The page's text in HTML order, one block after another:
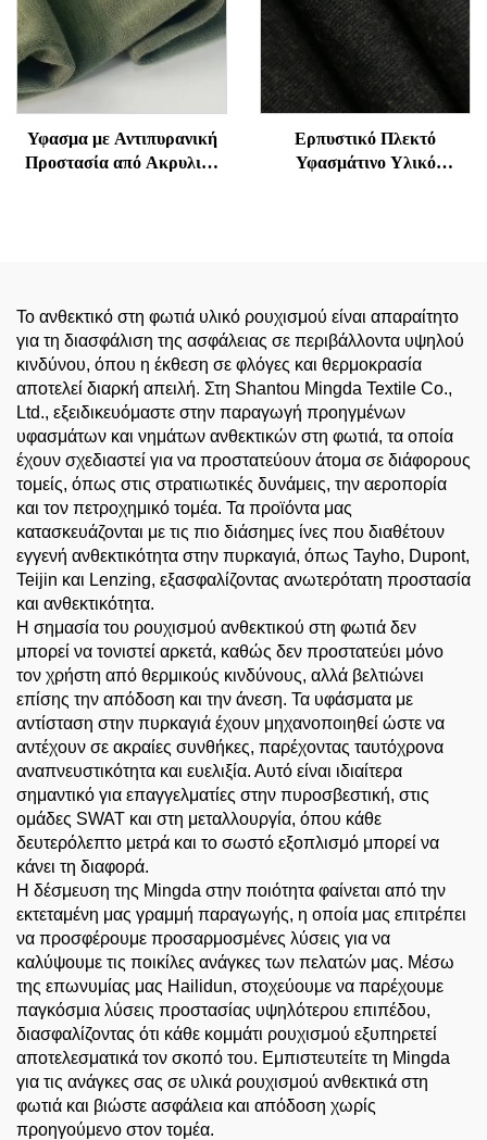
Υφασμα με Αντιπυρανική
Προστασία από Ακρυλικό
Ασφαλείας
Ερπυστικό Πλεκτό
Υφασμάτινο Υλικό
Το ανθεκτικό στη φωτιά υλικό ρουχισμού είναι απαραίτητο
για τη διασφάλιση της ασφάλειας σε περιβάλλοντα υψηλού
κινδύνου, όπου η έκθεση σε φλόγες και θερμοκρασία
αποτελεί διαρκή απειλή. Στη Shantou Mingda Textile Co.,
Ltd., εξειδικευόμαστε στην παραγωγή προηγμένων
υφασμάτων και νημάτων ανθεκτικών στη φωτιά, τα οποία
έχουν σχεδιαστεί για να προστατεύουν άτομα σε διάφορους
τομείς, όπως στις στρατιωτικές δυνάμεις, την αεροπορία
και τον πετροχημικό τομέα. Τα προϊόντα μας
κατασκευάζονται με τις πιο διάσημες ίνες που διαθέτουν
εγγενή ανθεκτικότητα στην πυρκαγιά, όπως Tayho, Dupont,
Teijin και Lenzing, εξασφαλίζοντας ανωτερότατη προστασία
και ανθεκτικότητα.
Η σημασία του ρουχισμού ανθεκτικού στη φωτιά δεν
μπορεί να τονιστεί αρκετά, καθώς δεν προστατεύει μόνο
τον χρήστη από θερμικούς κινδύνους, αλλά βελτιώνει
επίσης την απόδοση και την άνεση. Τα υφάσματα με
αντίσταση στην πυρκαγιά έχουν μηχανοποιηθεί ώστε να
αντέχουν σε ακραίες συνθήκες, παρέχοντας ταυτόχρονα
αναπνευστικότητα και ευελιξία. Αυτό είναι ιδιαίτερα
σημαντικό για επαγγελματίες στην πυροσβεστική, στις
ομάδες SWAT και στη μεταλλουργία, όπου κάθε
δευτερόλεπτο μετρά και το σωστό εξοπλισμό μπορεί να
κάνει τη διαφορά.
Η δέσμευση της Mingda στην ποιότητα φαίνεται από την
εκτεταμένη μας γραμμή παραγωγής, η οποία μας επιτρέπει
να προσφέρουμε προσαρμοσμένες λύσεις για να
καλύψουμε τις ποικίλες ανάγκες των πελατών μας. Μέσω
της επωνυμίας μας Hailidun, στοχεύουμε να παρέχουμε
παγκόσμια λύσεις προστασίας υψηλότερου επιπέδου,
διασφαλίζοντας ότι κάθε κομμάτι ρουχισμού εξυπηρετεί
αποτελεσματικά τον σκοπό του. Εμπιστευτείτε τη Mingda
για τις ανάγκες σας σε υλικά ρουχισμού ανθεκτικά στη
φωτιά και βιώστε ασφάλεια και απόδοση χωρίς
προηγούμενο στον τομέα.